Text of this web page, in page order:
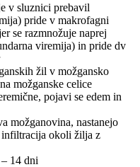
v sluznici prebavil
pride v makrofagni
se razmnožuje naprej
viremija) in pride dv
žil v možgansko
možganske celice
pojavi se edem in
možganovina, nastanejo
infiltracija okoli žilja z
14 dni